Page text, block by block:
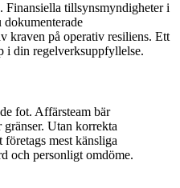
Finansiella tillsynsmyndigheter i
kraven på operativ resiliens. Ett
i din regelverksuppfyllelse.
fot. Affärsteam bär
Utan korrekta
företags mest känsliga
och personligt omdöme.